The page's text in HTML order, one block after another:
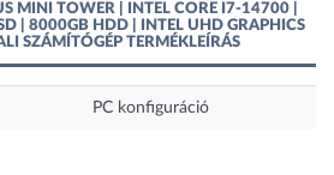
MINI TOWER | INTEL CORE I7-14700 |
| 8000GB HDD | INTEL UHD GRAPHICS
SZÁMÍTÓGÉP TERMÉKLEÍRÁS
PC konfiguráció